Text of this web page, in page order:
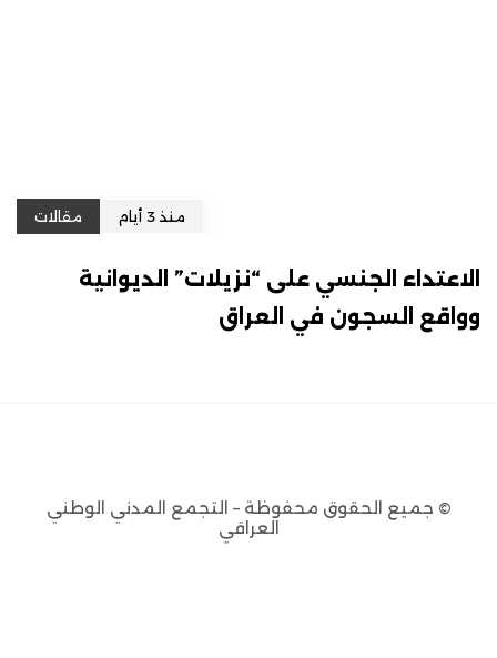
منذ 3 أيام مقالات
الاعتداء الجنسي على “نزيلات” الديوانية
وواقع السجون في العراق
© جميع الحقوق محفوظة – التجمع المدني الوطني
العراقي